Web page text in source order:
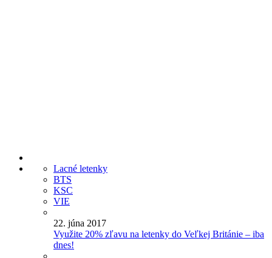
Lacné letenky
BTS
KSC
VIE
22. júna 2017
Využite 20% zľavu na letenky do Veľkej Británie – iba
dnes!